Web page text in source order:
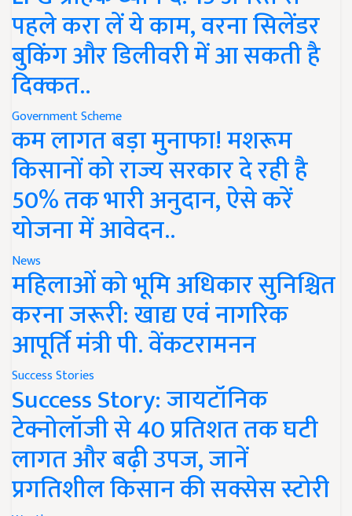
पहले करा लें ये काम, वरना सिलेंडर
बुकिंग और डिलीवरी में आ सकती है
दिक्कत..
Government Scheme
कम लागत बड़ा मुनाफा! मशरूम
किसानों को राज्य सरकार दे रही है
50% तक भारी अनुदान, ऐसे करें
योजना में आवेदन..
News
महिलाओं को भूमि अधिकार सुनिश्चित
करना जरूरी: खाद्य एवं नागरिक
आपूर्ति मंत्री पी. वेंकटरामनन
Success Stories
Success Story: जायटॉनिक
टेक्नोलॉजी से 40 प्रतिशत तक घटी
लागत और बढ़ी उपज, जानें
प्रगतिशील किसान की सक्सेस स्टोरी